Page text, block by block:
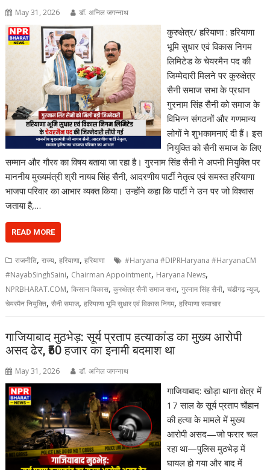
May 31, 2026 डॉ. अनिल जगन्नाथ
कुरुक्षेत्र/ हरियाणा : हरियाणा
भूमि सुधार एवं विकास निगम
लिमिटेड के चेयरमैन पद की
जिम्मेदारी मिलने पर कुरुक्षेत्र
सैनी समाज सभा के प्रधान
गुरनाम सिंह सैनी को समाज के
विभिन्न संगठनों और गणमान्य
लोगों ने शुभकामनाएं दी हैं। इस
नियुक्ति को सैनी समाज के लिए
सम्मान और गौरव का विषय बताया जा रहा है। गुरनाम सिंह सैनी ने अपनी नियुक्ति पर
माननीय मुख्यमंत्री श्री नायब सिंह सैनी, आदरणीय पार्टी नेतृत्व एवं समस्त हरियाणा
भाजपा परिवार का आभार व्यक्त किया। उन्होंने कहा कि पार्टी ने उन पर जो विश्वास
जताया है,…
READ MORE
राजनीति,राज्य,हरियाणा,हरियाणा
#Haryana #DIPRHaryana #HaryanaCM
#NayabSinghSaini, Chairman Appointment, Haryana News,
NPRBHARAT.COM,किसान विकास,कुरुक्षेत्र सैनी समाज सभा,गुरनाम सिंह सैनी,चंडीगढ़ न्यूज,
चेयरमैन नियुक्ति,सैनी समाज,हरियाणा भूमि सुधार एवं विकास निगम,हरियाणा समाचार
गाजियाबाद मुठभेड़: सूर्य प्रताप हत्याकांड का मुख्य आरोपी
असद ढेर, ₹50 हजार का इनामी बदमाश था
May 31, 2026 डॉ. अनिल जगन्नाथ
गाजियाबाद: खोड़ा थाना क्षेत्र में
17 साल के सूर्य प्रताप चौहान
की हत्या के मामले में मुख्य
आरोपी असद—जो फरार चल
रहा था—पुलिस मुठभेड़ में
घायल हो गया और बाद में